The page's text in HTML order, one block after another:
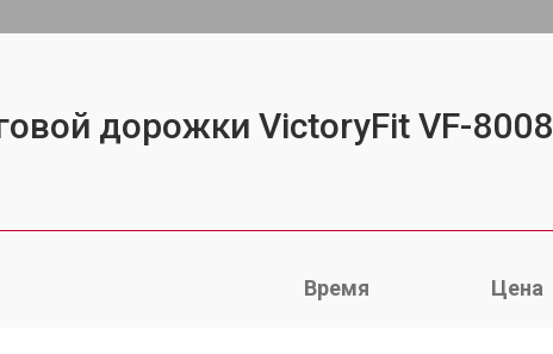
дорожки VictoryFit VF-8008
Время Цена